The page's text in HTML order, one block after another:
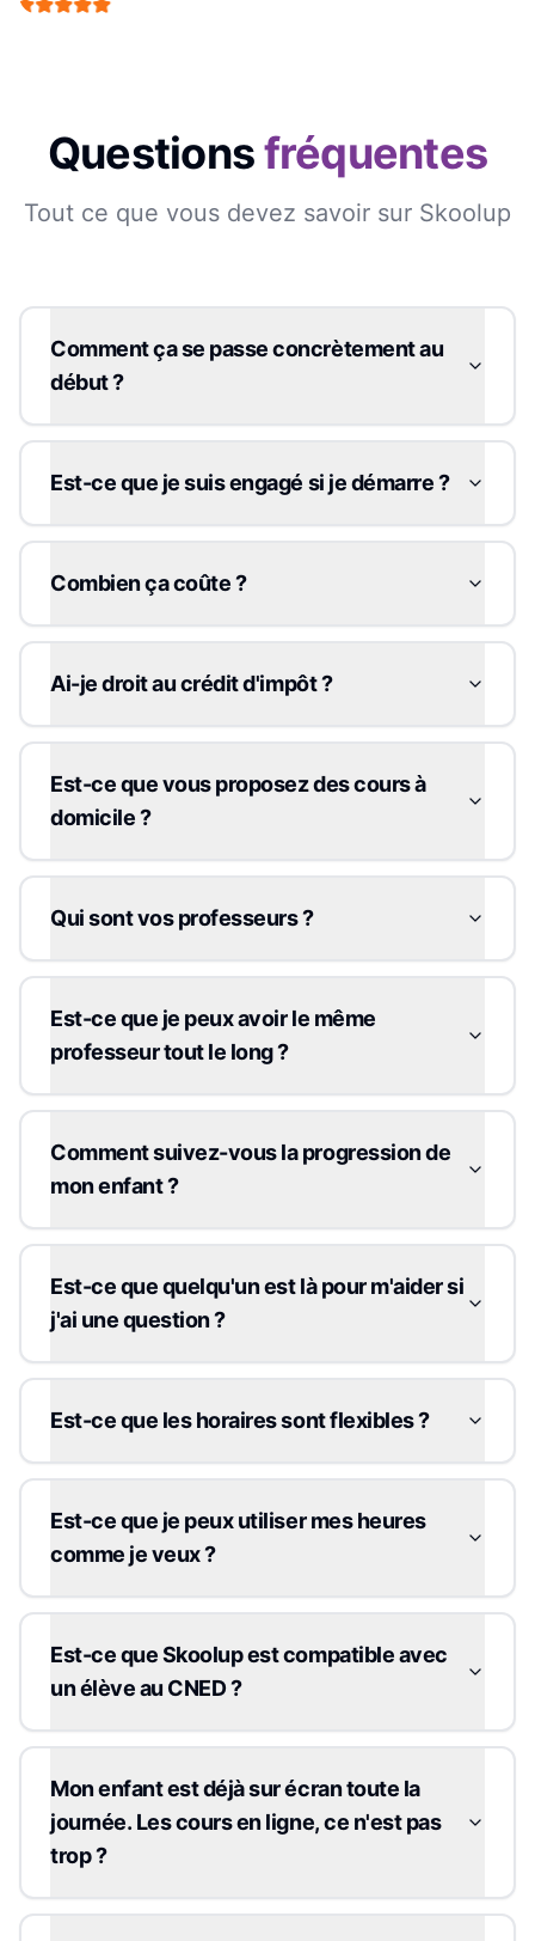
Questionsfréquentes
Tout ce que vous devez savoir sur Skoolup
Comment ça se passe concrètement au
début ?
Est-ce que je suis engagé si je démarre ?
Combien ça coûte ?
Ai-je droit au crédit d'impôt ?
Est-ce que vous proposez des cours à
domicile ?
Qui sont vos professeurs ?
Est-ce que je peux avoir le même
professeur tout le long ?
Comment suivez-vous la progression de
mon enfant ?
Est-ce que quelqu'un est là pour m'aider si
j'ai une question ?
Est-ce que les horaires sont flexibles ?
Est-ce que je peux utiliser mes heures
comme je veux ?
Est-ce que Skoolup est compatible avec
un élève au CNED ?
Mon enfant est déjà sur écran toute la
journée. Les cours en ligne, ce n'est pas
trop ?